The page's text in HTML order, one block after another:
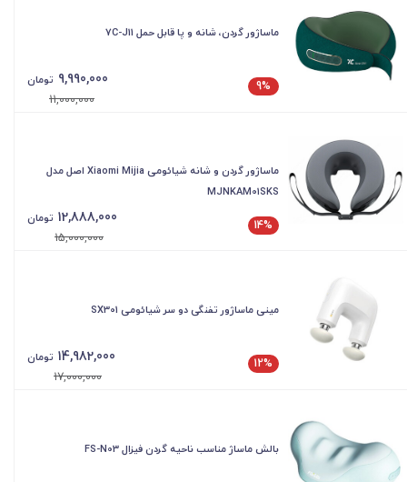
ماساژور گردن، شانه و پا قابل حمل 7C-J11
9%
9,990,000 تومان
11,000,000
ماساژور گردن و شانه شیائومی Xiaomi Mijia اصل مدل
MJNKAM01SKS
14%
12,888,000 تومان
15,000,000
مینی ماساژور تفنگی دو سر شیائومی SX301
12%
14,982,000 تومان
17,000,000
بالش ماساژ مناسب ناحیه گردن فیزال FS-N03